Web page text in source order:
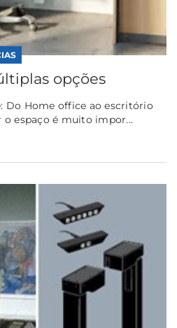
opções
Do Home office ao escritório
espaço é muito impor...